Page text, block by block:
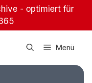
- optimiert für
Menü